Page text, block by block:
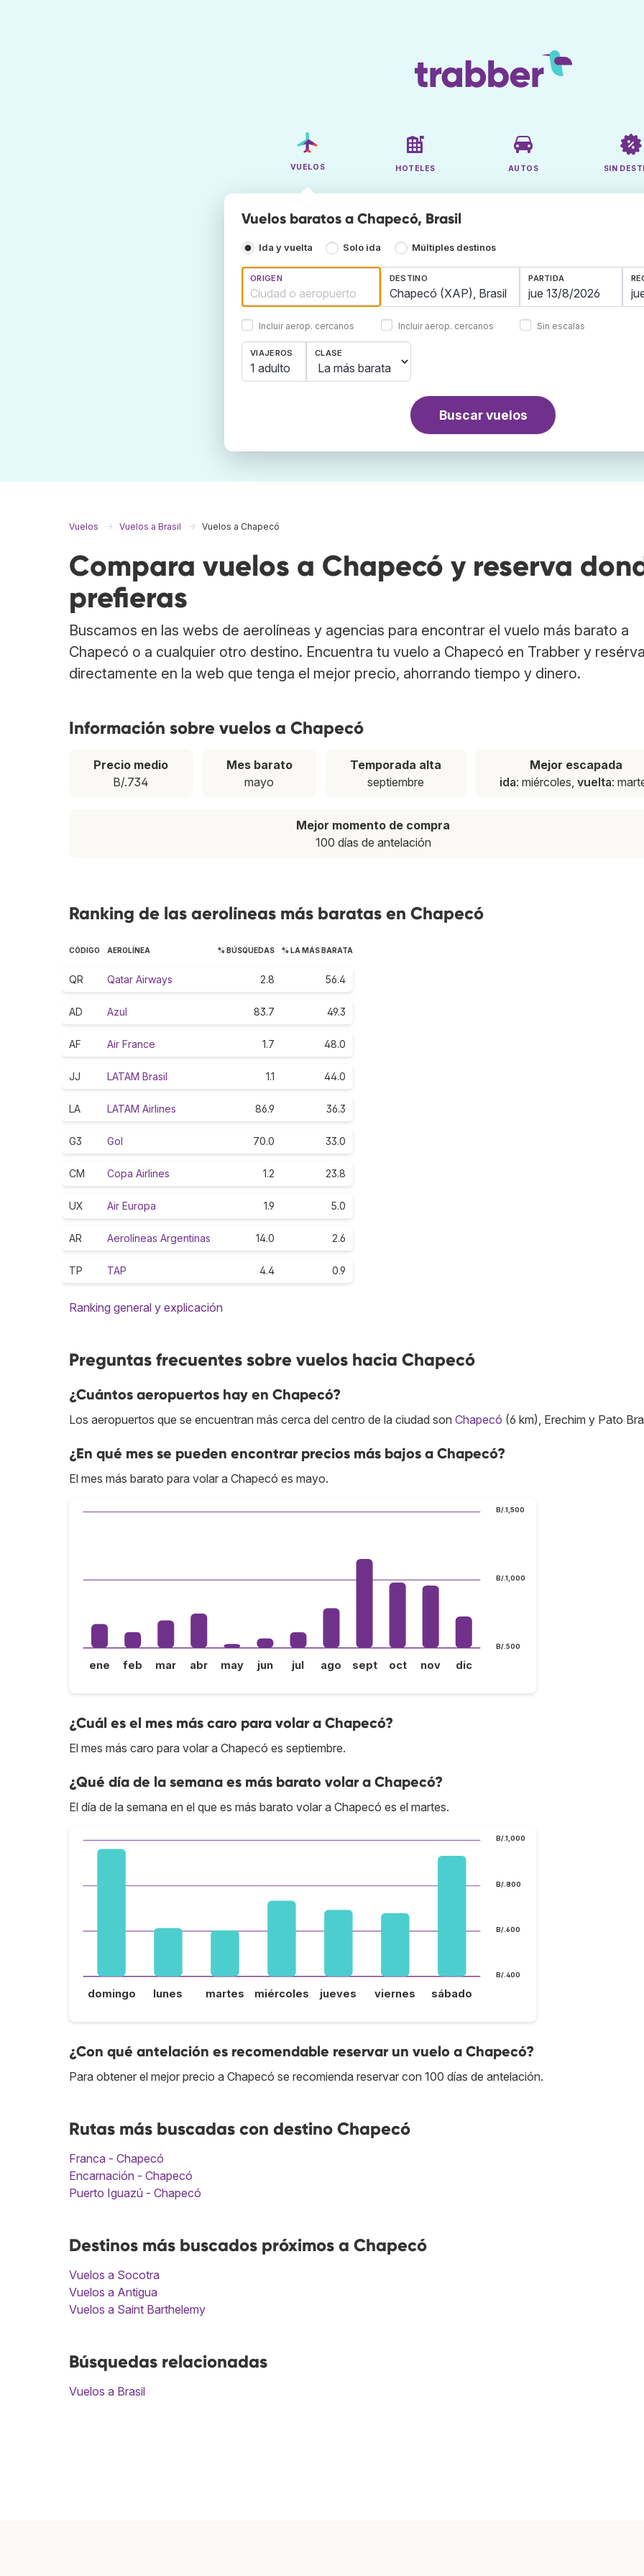
VUELOS HOTELES AUTOS SIN
Vuelos baratos a Chapecó, Brasil
Ida y vuelta Solo ida Múltiples destinos
ORIGEN
Incluir aerop. cercanos
DESTINO
Incluir aerop. cercanos
PARTIDA
Sin escalas
VIAJEROS
1 adulto
CLASE
Buscar vuelos
Vuelos Vuelos a Brasil Vuelos a Chapecó
Compara vuelos a Chapecó y reserva
prefieras
Buscamos en las webs de aerolíneas y agencias para encontrar el vuelo más barato a
Chapecó o a cualquier otro destino. Encuentra tu vuelo a Chapecó en Trabber y
directamente en la web que tenga el mejor precio, ahorrando tiempo y dinero.
Información sobre vuelos a Chapecó
Precio medio
B/.734
Mes barato
mayo
Temporada alta
septiembre
Mejor escapada
ida: miércoles, vuelta:
Mejor momento de compra
100 días de antelación
Ranking de las aerolíneas más baratas en Chapecó
CÓDIGO AEROLÍNEA % BÚSQUEDAS % LA MÁS BARATA
QR Qatar Airways 2.8 56.4
AD Azul 83.7 49.3
AF Air France 1.7 48.0
JJ LATAM Brasil 1.1 44.0
LA LATAM Airlines 86.9 36.3
G3 Gol 70.0 33.0
CM Copa Airlines 1.2 23.8
UX Air Europa 1.9 5.0
AR Aerolíneas Argentinas 14.0 2.6
TP TAP 4.4 0.9
Ranking general y explicación
Preguntas frecuentes sobre vuelos hacia Chapecó
¿Cuántos aeropuertos hay en Chapecó?
Los aeropuertos que se encuentran más cerca del centro de la ciudad son Chapecó (6 km), Erechim y Pato
¿En qué mes se pueden encontrar precios más bajos a Chapecó?
El mes más barato para volar a Chapecó es mayo.
B/.500
B/.1,000
B/.1,500
ene feb mar abr may jun jul ago sept oct nov dic
¿Cuál es el mes más caro para volar a Chapecó?
El mes más caro para volar a Chapecó es septiembre.
¿Qué día de la semana es más barato volar a Chapecó?
El día de la semana en el que es más barato volar a Chapecó es el martes.
B/.400
B/.600
B/.800
B/.1,000
domingo lunes martes miércoles jueves viernes sábado
¿Con qué antelación es recomendable reservar un vuelo a Chapecó?
Para obtener el mejor precio a Chapecó se recomienda reservar con 100 días de antelación.
Rutas más buscadas con destino Chapecó
Franca - Chapecó
Encarnación - Chapecó
Puerto Iguazú - Chapecó
Destinos más buscados próximos a Chapecó
Vuelos a Socotra
Vuelos a Antigua
Vuelos a Saint Barthelemy
Búsquedas relacionadas
Vuelos a Brasil